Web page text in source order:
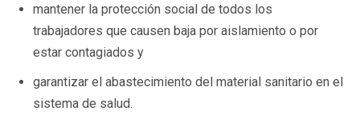
mantener la protección social de todos los
trabajadores que causen baja por aislamiento o por
estar contagiados y
garantizar el abastecimiento del material sanitario en el
sistema de salud.